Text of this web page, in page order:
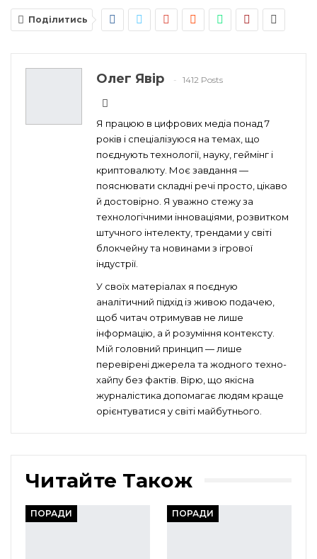
Поділитись
Олег Явір 1412 Posts
Я працюю в цифрових медіа понад 7
років і спеціалізуюся на темах, що
поєднують технології, науку, геймінг і
криптовалюту. Моє завдання —
пояснювати складні речі просто, цікаво
й достовірно. Я уважно стежу за
технологічними інноваціями, розвитком
штучного інтелекту, трендами у світі
блокчейну та новинами з ігрової
індустрії.
У своїх матеріалах я поєдную
аналітичний підхід із живою подачею,
щоб читач отримував не лише
інформацію, а й розуміння контексту.
Мій головний принцип — лише
перевірені джерела та жодного техно-
хайпу без фактів. Вірю, що якісна
журналістика допомагає людям краще
орієнтуватися у світі майбутнього.
Читайте Також
ПОРАДИ ПОРАДИ